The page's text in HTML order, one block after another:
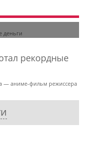
рекордные
— аниме-фильм режиссера